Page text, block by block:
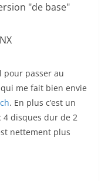
"de base"
pour passer au
me fait bien envie
. En plus c’est un
4 disques dur de 2
nettement plus